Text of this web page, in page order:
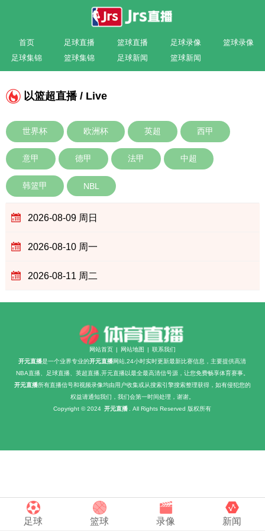
首页 足球直播 篮球直播 足球录像
篮球录像
足球集锦
篮球集锦 足球新闻 篮球新闻
以篮超直播 / Live
世界杯 欧洲杯 英超 西甲
意甲 德甲 法甲 中超
韩篮甲 NBL
2026-08-09 周日
2026-08-10 周一
2026-08-11 周二
网站首页 | 网站地图 | 联系我们
开元直播是一个业界专业的开元直播网站,24小时实时更新最新比赛信息，主要提供高清
NBA直播、足球直播、英超直播,开元直播以最全最高清信号源，让您免费畅享体育赛事。
开元直播所有直播信号和视频录像均由用户收集或从搜索引擎搜索整理获得，如有侵犯您的
权益请通知我们，我们会第一时间处理，谢谢。
Copyright © 2024 开元直播 . All Rights Reserved 版权所有
足球 篮球 录像 新闻